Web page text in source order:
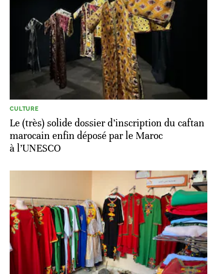
CULTURE
Le (très) solide dossier d’inscription du caftan
marocain enfin déposé par le Maroc
à l’UNESCO